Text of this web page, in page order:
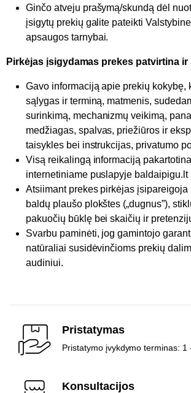
Ginčo atveju prašymą/skundą dėl
įsigytų prekių galite pateikti
apsaugos tarnybai.
Pirkėjas įsigydamas prekes patvirtina ir
Gavo informaciją apie prekių kokybę,
sąlygas ir terminą, matmenis,
surinkimą, mechanizmų veikimą,
medžiagas, spalvas, priežiūros ir
taisykles bei instrukcijas, privatumo
Visą reikalingą informaciją
internetiniame puslapyje baldaipigu.lt
Atsiimant prekes pirkėjas įsipareigoja
baldų plaušo plokštes („dugnus”),
pakuočių būklę bei skaičių ir
Svarbu paminėti, jog gamintojo
natūraliai susidėvinčioms prekių
audiniui.
Pristatymas
Pristatymo įvykdymo terminas: 1
Konsultacijos